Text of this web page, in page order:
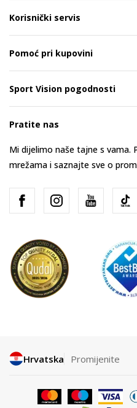
Korisnički servis
Pomoć pri kupovini
Sport Vision pogodnosti
Pratite nas
Mi dijelimo naše tajne s vama.
mrežama i saznajte sve o
Hrvatska Promijenite